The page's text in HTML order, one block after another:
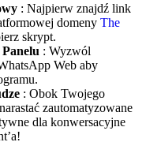
: Najpierw znajdź link
domeny The
skrypt.
: Wyzwól
Web aby
: Obok Twojego
zautomatyzowane
dla konwersacyjne